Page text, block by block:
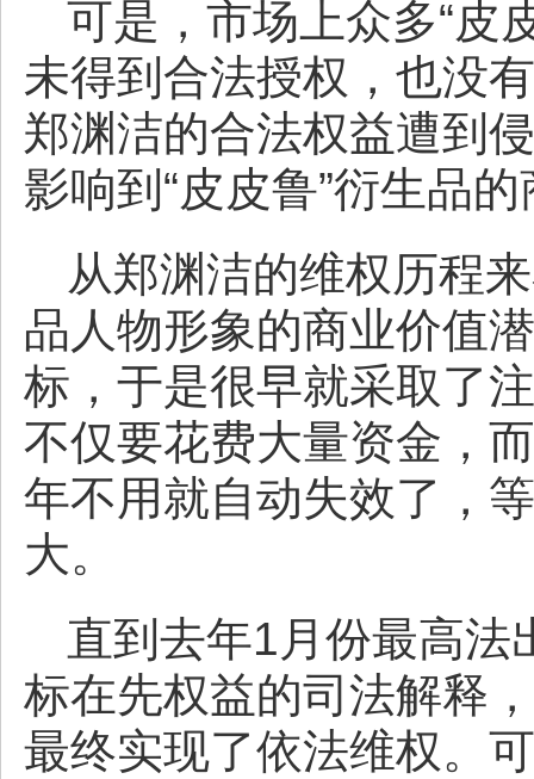
可是，市场上众多“皮
未得到合法授权，也没
郑渊洁的合法权益遭到
影响到“皮皮鲁”衍生品
从郑渊洁的维权历程
品人物形象的商业价值
标，于是很早就采取了
不仅要花费大量资金，
年不用就自动失效了，
大。
直到去年1月份最高法
标在先权益的司法解释
最终实现了依法维权。